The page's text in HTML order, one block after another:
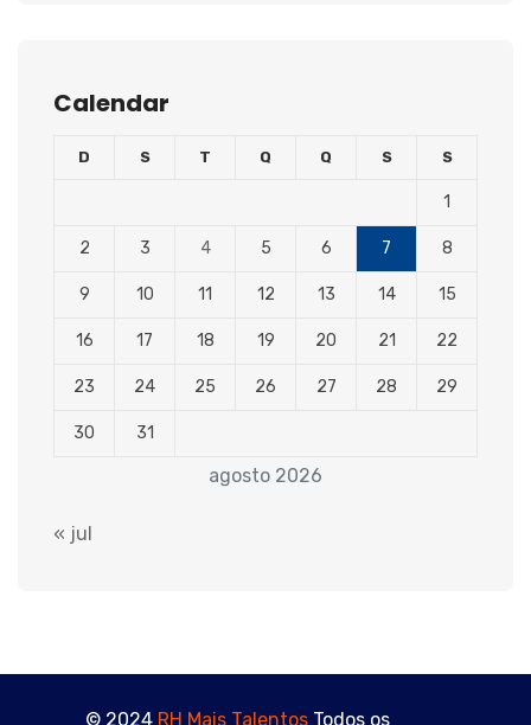
Calendar
agosto 2026
D S T Q Q S S
1
2 3 4 5 6 7 8
9 10 11 12 13 14 15
16 17 18 19 20 21 22
23 24 25 26 27 28 29
30 31
« jul
© 2024 RH Mais Talentos Todos os